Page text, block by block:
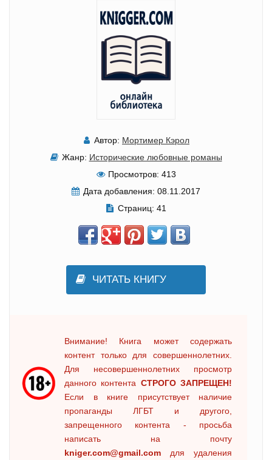
Автор: Мортимер Кэрол
Жанр: Исторические любовные романы
Просмотров: 413
Дата добавления: 08.11.2017
Страниц: 41
ЧИТАТЬ КНИГУ
Внимание! Книга может содержать
контент только для совершеннолетних.
Для несовершеннолетних просмотр
данного контента СТРОГО ЗАПРЕЩЕН!
Если в книге присутствует наличие
пропаганды ЛГБТ и другого,
запрещенного контента - просьба
написать на почту
kniger.com@gmail.com для удаления